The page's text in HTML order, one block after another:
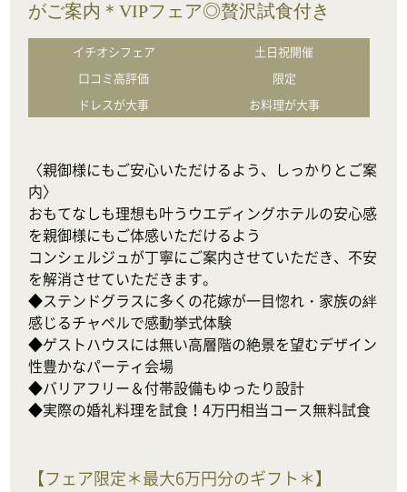
がご案内＊VIPフェア◎贅沢試食付き
イチオシフェア
土日祝開催
口コミ高評価
限定
ドレスが大事
お料理が大事
〈親御様にもご安心いただけるよう、しっかりとご案
内〉
おもてなしも理想も叶うウエディングホテルの安心感
を親御様にもご体感いただけるよう
コンシェルジュが丁寧にご案内させていただき、不安
を解消させていただきます。
◆ステンドグラスに多くの花嫁が一目惚れ・家族の絆
感じるチャペルで感動挙式体験
◆ゲストハウスには無い高層階の絶景を望むデザイン
性豊かなパーティ会場
◆バリアフリー＆付帯設備もゆったり設計
◆実際の婚礼料理を試食！4万円相当コース無料試食
【フェア限定＊最大6万円分のギフト＊】